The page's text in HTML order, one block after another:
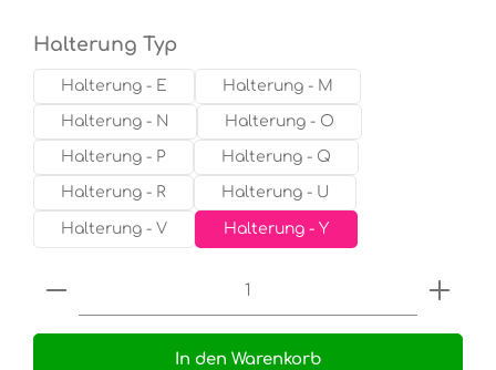
Halterung Typ
Halterung - E Halterung - M
Halterung - N Halterung - O
Halterung - P Halterung - Q
Halterung - R Halterung - U
Halterung - V Halterung - Y
Produkt Anzahl: Gib den gewünschten
In den Warenkorb